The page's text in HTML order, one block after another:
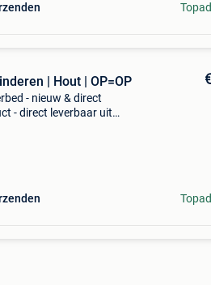
| Hout | OP=OP
- nieuw & direct
- direct leverbaar uit